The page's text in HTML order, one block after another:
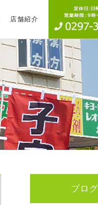
店舗紹介
ブロ